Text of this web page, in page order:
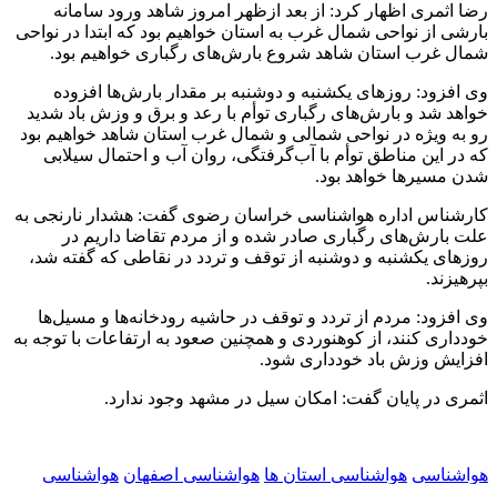
رضا اثمری اظهار کرد: از بعد ازظهر امروز شاهد ورود سامانه
بارشی از نواحی شمال غرب به استان خواهیم بود که ابتدا در نواحی
شمال غرب استان شاهد شروع بارش‌های رگباری خواهیم بود.
وی افزود: روزهای یکشنبه و دوشنبه بر مقدار بارش‌ها افزوده
خواهد شد و بارش‌های رگباری توأم با رعد و برق و وزش باد شدید
رو به ویژه در نواحی شمالی و شمال غرب استان شاهد خواهیم بود
که در این مناطق توأم با آب‌گرفتگی، روان آب و احتمال سیلابی
شدن مسیرها خواهد بود.
کارشناس اداره هواشناسی خراسان رضوی گفت: هشدار نارنجی به
علت بارش‌های رگباری صادر شده و از مردم تقاضا داریم در
روزهای یکشنبه و دوشنبه از توقف و تردد در نقاطی که گفته شد،
بپرهیزند.
وی افزود: مردم از تردد و توقف در حاشیه رودخانه‌ها و مسیل‌ها
خودداری کنند، از کوهنوردی و همچنین صعود به ارتفاعات با توجه به
افزایش وزش باد خودداری شود.
اثمری در پایان گفت: امکان سیل در مشهد وجود ندارد.
هواشناسی هواشناسی استان ها هواشناسی اصفهان هواشناسی